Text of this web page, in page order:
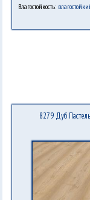
Влагостойкость:
8279 Дуб